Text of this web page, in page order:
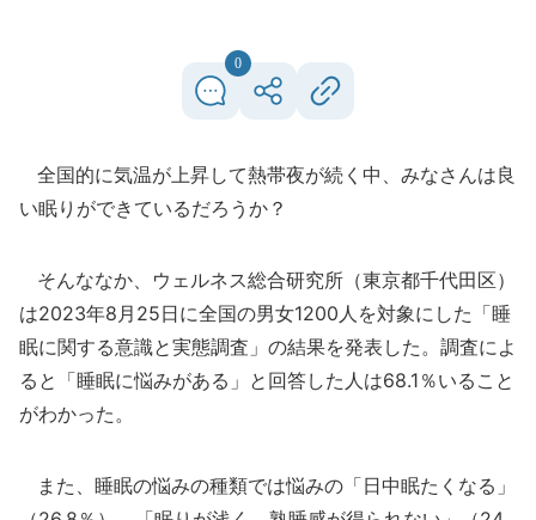
0
全国的に気温が上昇して熱帯夜が続く中、みなさんは良
い眠りができているだろうか？
そんななか、ウェルネス総合研究所（東京都千代田区）
は2023年8月25日に全国の男女1200人を対象にした「睡
眠に関する意識と実態調査」の結果を発表した。調査によ
ると「睡眠に悩みがある」と回答した人は68.1％いること
がわかった。
また、睡眠の悩みの種類では悩みの「日中眠たくなる」